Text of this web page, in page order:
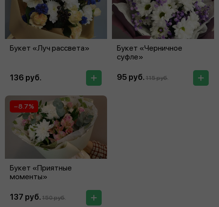
Букет «Луч рассвета»
136 руб.
Букет «Черничное
суфле»
95 руб. 115 руб.
Букет «Приятные
моменты»
−8.7%
137 руб. 150 руб.